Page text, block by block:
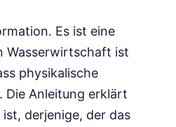
Es ist eine
Wasserwirtschaft ist
physikalische
Die Anleitung erklärt
derjenige, der das